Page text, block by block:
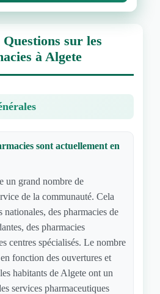
sur les
à Algete
sont actuellement en
un grand nombre de
de la communauté. Cela
nationales, des pharmacies de
des pharmacies
centres spécialisés. Le nombre
fonction des ouvertures et
habitants de Algete ont un
services pharmaceutiques